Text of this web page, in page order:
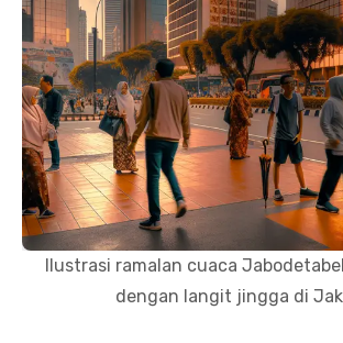
Ilustrasi ramalan cuaca
dengan langit jingga di